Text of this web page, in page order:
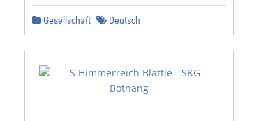
„biti ognjo-
Wehr“
Gesellschaft Deutsch